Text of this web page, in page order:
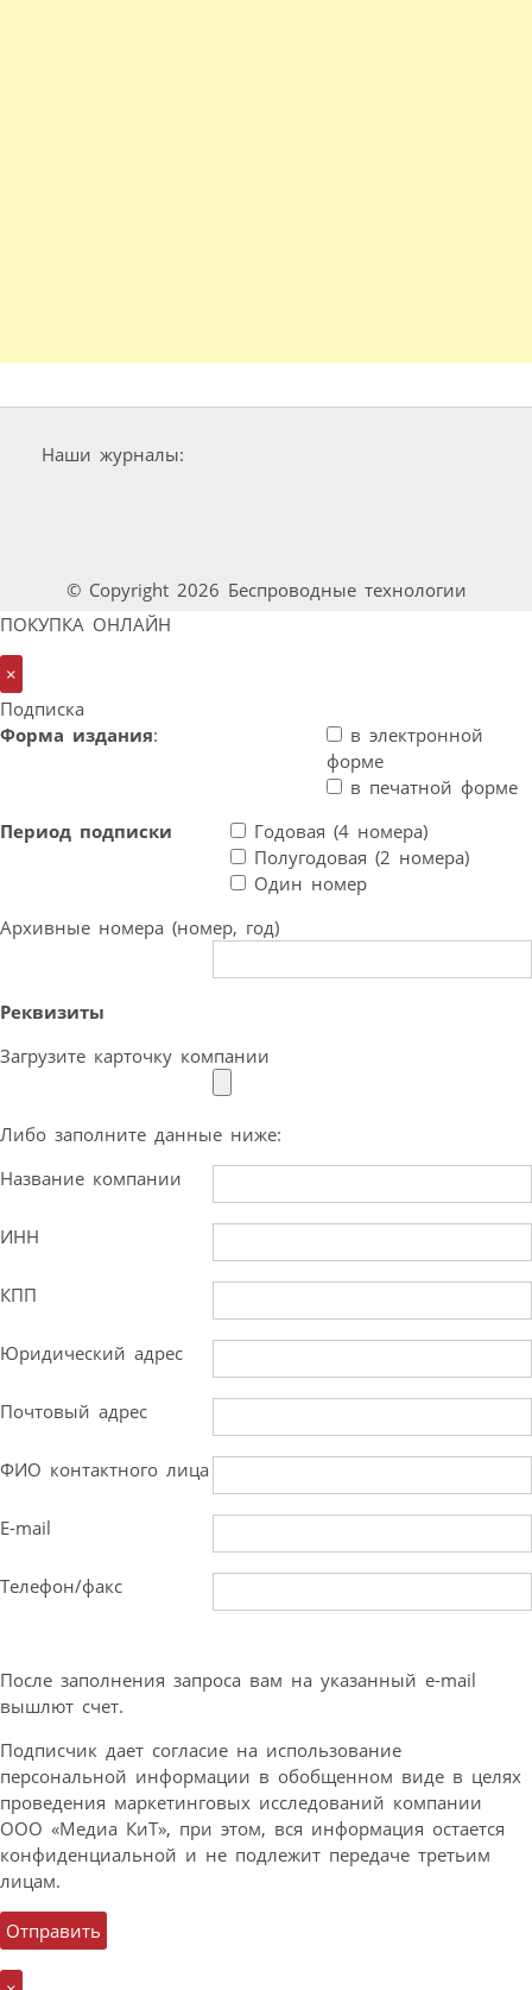
Наши журналы:
© Copyright 2026 Беспроводные технологии
ПОКУПКА ОНЛАЙН
×
Подписка
Форма издания:
в электронной
форме
в печатной форме
Период подписки
Годовая (4 номера)
Полугодовая (2 номера)
Один номер
Архивные номера (номер, год)
Реквизиты
Загрузите карточку компании
Либо заполните данные ниже:
Название компании
ИНН
КПП
Юридический адрес
Почтовый адрес
ФИО контактного лица
E-mail
Телефон/факс
После заполнения запроса вам на указанный e-mail
вышлют счет.
Подписчик дает согласие на использование
персональной информации в обобщенном виде в целях
проведения маркетинговых исследований компании
ООО «Медиа КиТ», при этом, вся информация остается
конфиденциальной и не подлежит передаче третьим
лицам.